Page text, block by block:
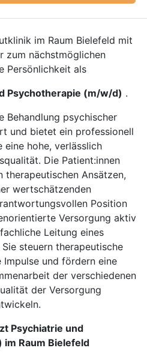
im Raum Bielefeld mit
zum nächstmöglichen
Persönlichkeit als
Psychotherapie (m/w/d) .
Behandlung psychischer
und bietet ein professionell
eine hohe, verlässlich
Die Patient:innen
Ansätzen,
wertschätzenden
Position
Versorgung aktiv
Leitung eines
steuern therapeutische
und fördern eine
der verschiedenen
der Versorgung
Psychiatrie und
Raum Bielefeld